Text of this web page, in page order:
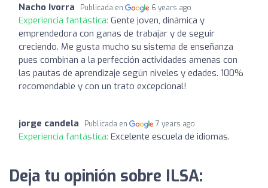
Nacho Ivorra Publicada en 6 years ago
Experiencia fantástica: Gente joven, dinámica y
emprendedora con ganas de trabajar y de seguir
creciendo. Me gusta mucho su sistema de enseñanza
pues combinan a la perfección actividades amenas con
las pautas de aprendizaje según niveles y edades. 100%
recomendable y con un trato excepcional!
jorge candela Publicada en 7 years ago
Experiencia fantástica: Excelente escuela de idiomas.
Deja tu opinión sobre ILSA: